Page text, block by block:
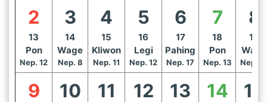
2
13
Pon
Nep. 12
3
14
Wage
Nep. 8
4
15
Kliwon
Nep. 11
5
16
Legi
Nep. 12
6
17
Pahing
Nep. 17
7
18
Pon
Nep. 13
8
19
Wage
Nep.
9 10 11 12 13 14 15